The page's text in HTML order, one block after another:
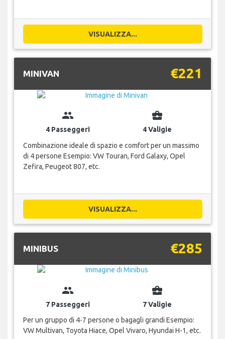
VISUALIZZA...
MINIVAN €221
group
4 Passeggeri
business_center
4 Valigie
Combinazione ideale di spazio e comfort per un massimo
di 4 persone Esempio: VW Touran, Ford Galaxy, Opel
Zefira, Peugeot 807, etc.
VISUALIZZA...
MINIBUS €285
group
7 Passeggeri
business_center
7 Valigie
Per un gruppo di 4-7 persone o bagagli grandi Esempio:
VW Multivan, Toyota Hiace, Opel Vivaro, Hyundai H-1, etc.